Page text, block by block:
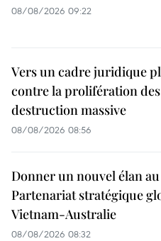
08/08/2026 09:22
Vers un cadre juridique
contre la prolifération
destruction massive
08/08/2026 08:56
Donner un nouvel élan au
Partenariat stratégique
Vietnam-Australie
08/08/2026 08:32